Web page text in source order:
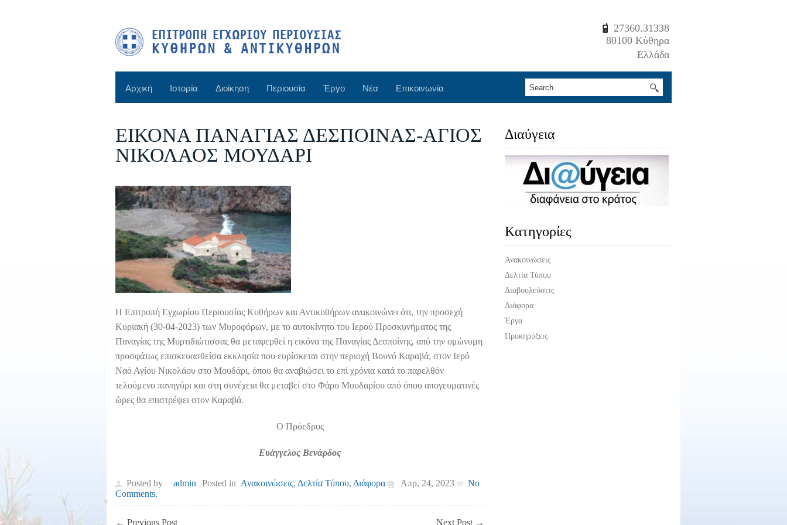
27360.31338
80100 Κύθηρα
Ελλάδα
Αρχική Ιστορία Διοίκηση Περιουσία Έργο Νέα Επικοινωνία
ΕΙΚΟΝΑ ΠΑΝΑΓΙΑΣ ΔΕΣΠΟΙΝΑΣ-ΑΓΙΟΣ
ΝΙΚΟΛΑΟΣ ΜΟΥΔΑΡΙ
Η Επιτροπή Εγχωρίου Περιουσίας Κυθήρων και Αντικυθήρων ανακοινώνει ότι, την προσεχή
Κυριακή (30-04-2023) των Μυροφόρων, με το αυτοκίνητο του Ιερού Προσκυνήματος της
Παναγίας της Μυρτιδιώτισσας θα μεταφερθεί η εικόνα της Παναγίας Δεσποίνης, από την ομώνυμη
προσφάτως επισκευασθείσα εκκλησία που ευρίσκεται στην περιοχή Βουνό Καραβά, στον Ιερό
Ναό Αγίου Νικολάου στο Μουδάρι, όπου θα αναβιώσει το επί χρόνια κατά το παρελθόν
τελούμενο πανηγύρι και στη συνέχεια θα μεταβεί στο Φάρο Μουδαρίου από όπου απογευματινές
ώρες θα επιστρέψει στον Καραβά.
Ο Πρόεδρος
Ευάγγελος Βενάρδος
Posted by admin Posted in Ανακοινώσεις, Δελτία Τύπου, Διάφορα Απρ, 24, 2023
No
Comments.
← Previous Post Next Post →
Διαύγεια
Kατηγορίες
Ανακοινώσεις
Δελτία Τύπου
Διαβουλεύσεις
Διάφορα
Έργα
Προκηρύξεις